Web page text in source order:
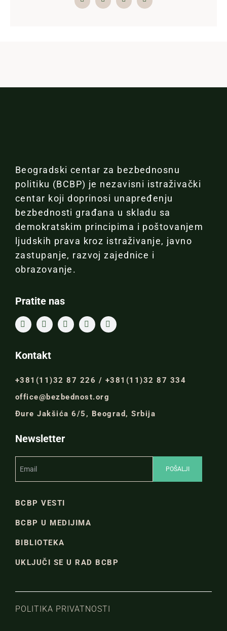
Beogradski centar za bezbednosnu
politiku (BCBP) je nezavisni istraživački
centar koji doprinosi unapređenju
bezbednosti građana u skladu sa
demokratskim principima i poštovanjem
ljudskih prava kroz istraživanje, javno
zastupanje, razvoj zajednice i
obrazovanje.
Pratite nas
Kontakt
+381(11)32 87 226 / +381(11)32 87 334
office@bezbednost.org
Đure Jakšića 6/5, Beograd, Srbija
Newsletter
BCBP VESTI
BCBP U MEDIJIMA
BIBLIOTEKA
UKLJUČI SE U RAD BCBP
POLITIKA PRIVATNOSTI